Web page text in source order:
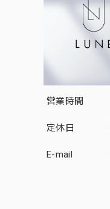
営業時間
定休日
E-mail